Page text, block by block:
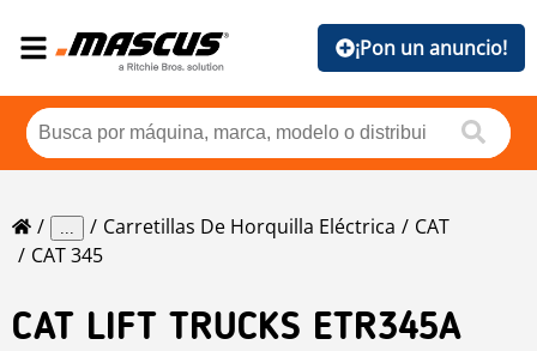
¡Pon un anuncio!
... Carretillas De Horquilla Eléctrica
CAT
CAT 345
CAT LIFT TRUCKS ETR345A